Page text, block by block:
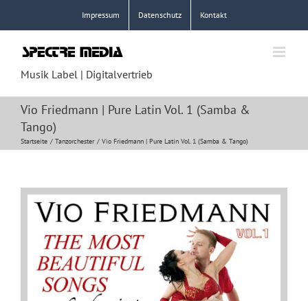
springen
Impressum Datenschutz Kontakt
Musik Label | Digitalvertrieb
Vio Friedmann | Pure Latin Vol. 1 (Samba &
Tango)
Startseite Tanzorchester Vio Friedmann | Pure Latin Vol. 1 (Samba & Tango)